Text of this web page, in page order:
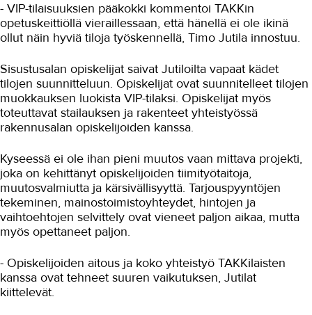
- VIP-tilaisuuksien pääkokki kommentoi TAKKin
opetuskeittiöllä vieraillessaan, että hänellä ei ole ikinä
ollut näin hyviä tiloja työskennellä, Timo Jutila innostuu.
Sisustusalan opiskelijat saivat Jutiloilta vapaat kädet
tilojen suunnitteluun. Opiskelijat ovat suunnitelleet tilojen
muokkauksen luokista VIP-tilaksi. Opiskelijat myös
toteuttavat stailauksen ja rakenteet yhteistyössä
rakennusalan opiskelijoiden kanssa.
Kyseessä ei ole ihan pieni muutos vaan mittava projekti,
joka on kehittänyt opiskelijoiden tiimityötaitoja,
muutosvalmiutta ja kärsivällisyyttä. Tarjouspyyntöjen
tekeminen, mainostoimistoyhteydet, hintojen ja
vaihtoehtojen selvittely ovat vieneet paljon aikaa, mutta
myös opettaneet paljon.
- Opiskelijoiden aitous ja koko yhteistyö TAKKilaisten
kanssa ovat tehneet suuren vaikutuksen, Jutilat
kiittelevät.